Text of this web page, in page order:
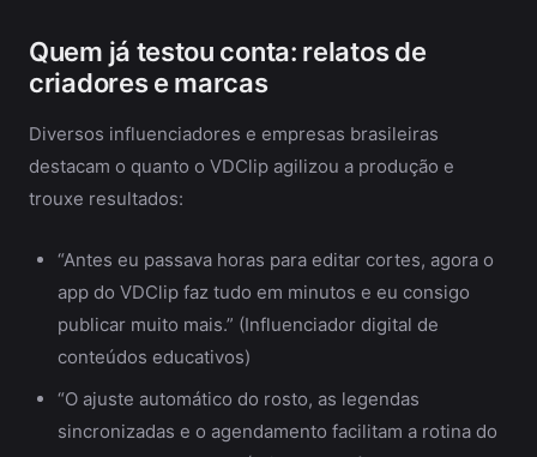
Quem já testou conta: relatos de
criadores e marcas
Diversos influenciadores e empresas brasileiras
destacam o quanto o VDClip agilizou a produção e
trouxe resultados:
“Antes eu passava horas para editar cortes, agora o
app do VDClip faz tudo em minutos e eu consigo
publicar muito mais.” (Influenciador digital de
conteúdos educativos)
“O ajuste automático do rosto, as legendas
sincronizadas e o agendamento facilitam a rotina do